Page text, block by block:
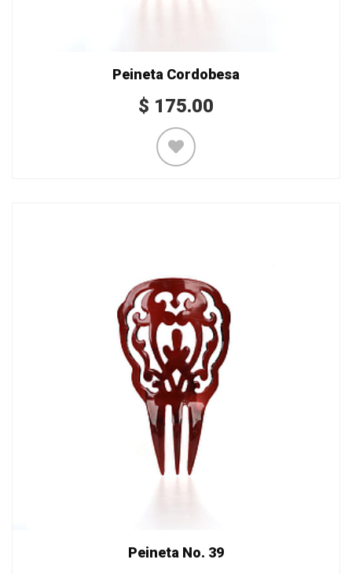
Peineta Cordobesa
$ 175.00
Peineta No. 39